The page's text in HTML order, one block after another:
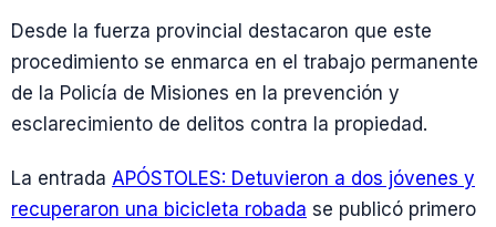
Desde la fuerza provincial destacaron que este
procedimiento se enmarca en el trabajo permanente
de la Policía de Misiones en la prevención y
esclarecimiento de delitos contra la propiedad.
La entrada APÓSTOLES: Detuvieron a dos jóvenes y
recuperaron una bicicleta robada se publicó primero